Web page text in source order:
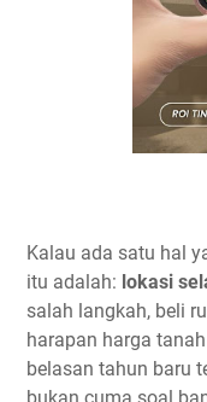
Kalau ada satu hal
itu adalah: lokasi
salah langkah, beli
harapan harga
belasan tahun baru